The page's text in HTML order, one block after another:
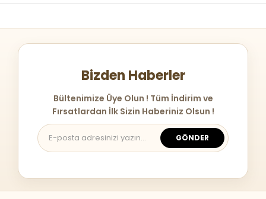
Bizden Haberler
Bültenimize Üye Olun ! Tüm İndirim ve
Fırsatlardan İlk Sizin Haberiniz Olsun !
GÖNDER